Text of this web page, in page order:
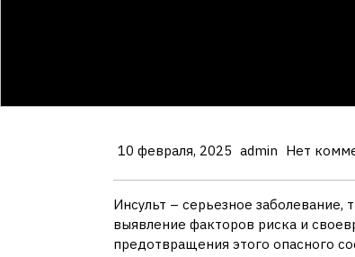
10 февраля, 2025 admin Нет
Инсульт – серьезное
выявление факторов риска и
предотвращения этого опасного